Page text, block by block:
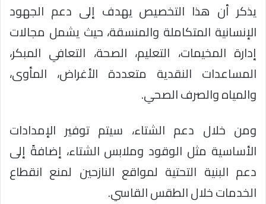
يذكر أن هذا التخصيص يهدف إلى دعم الجهود
الإنسانية المتكاملة والمنسقة، حيث يشمل مجالات
إدارة المخيمات، التعليم، الصحة، التعافي المبكر،
المساعدات النقدية متعددة الأغراض، المأوى،
والمياه والصرف الصحي.
ومن خلال دعم الشتاء، سيتم توفير الإمدادات
الأساسية مثل الوقود وملابس الشتاء، إضافةً إلى
دعم البنية التحتية لمواقع النازحين لمنع انقطاع
الخدمات خلال الطقس القاسي.